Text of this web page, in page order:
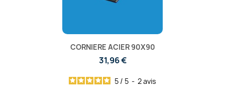
CORNIERE ACIER 90X90
31,96 €
5 / 5 - 2avis